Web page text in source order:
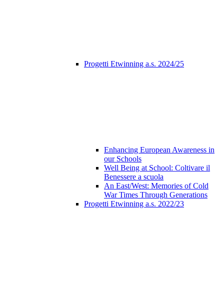
Progetti Etwinning a.s. 2024/25
Enhancing European Awareness in
our Schools
Well Being at School: Coltivare il
Benessere a scuola
An East/West: Memories of Cold
War Times Through Generations
Progetti Etwinning a.s. 2022/23